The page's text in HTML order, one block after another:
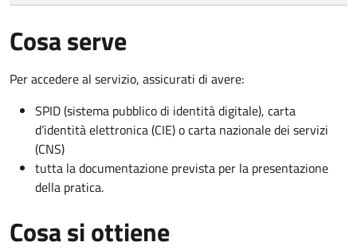
Cosa serve
Per accedere al servizio, assicurati di avere:
SPID (sistema pubblico di identità digitale), carta
d’identità elettronica (CIE) o carta nazionale dei servizi
(CNS)
tutta la documentazione prevista per la presentazione
della pratica.
Cosa si ottiene